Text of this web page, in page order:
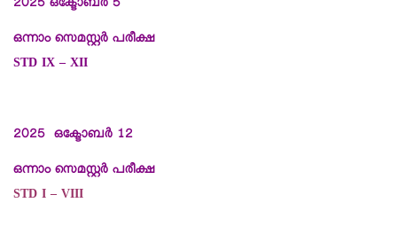
2025 ഒക്ടോബര്‍ 5
ഒന്നാം സെമസ്റ്റര്‍ പരീക്ഷ
STD IX – XII
2025 ഒക്ടോബര്‍ 12
ഒന്നാം സെമസ്റ്റര്‍ പരീക്ഷ
STD I – VIII